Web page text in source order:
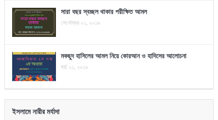
সারা বছর স্বচ্ছল থাকার পরীক্ষিত আমল
সেপ্টেম্বর ০১, ২০১৯
মকছুদ হাসিলের আমল নিয়ে কোরআন ও হাদিসের আলোচনা
মার্চ ২১, ২০১৯
ইসলামে নারীর মর্যাদা